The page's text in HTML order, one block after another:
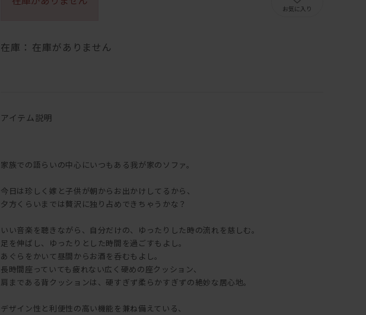
在庫： 在庫がありません
お気に入り
アイテム説明
家族での語らいの中心にいつもある我が家のソファ。
今日は珍しく嫁と子供が朝からお出かけしてるから、
夕方くらいまでは贅沢に独り占めできちゃうかな？
いい音楽を聴きながら、自分だけの、ゆったりした時の流れを慈しむ。
足を伸ばし、ゆったりとした時間を過ごすもよし。
あぐらをかいて昼間からお酒を呑むもよし。
長時間座っていても疲れない広く硬めの座クッション、
肩まである背クッションは、硬すぎず柔らかすぎずの絶妙な居心地。
デザイン性と利便性の高い機能を兼ね備えている、